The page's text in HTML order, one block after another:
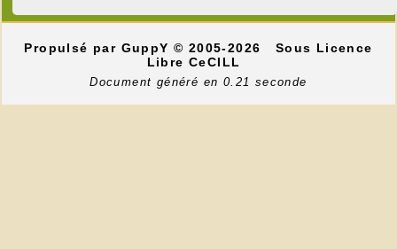
Propulsé par GuppY© 2005-2026
Sous Licence
Libre CeCILL
Document généré en 0.21 seconde